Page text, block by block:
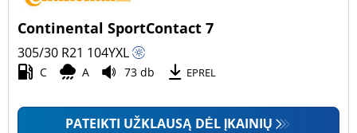
Continental SportContact 7
305/30 R21 104YXL
C A 73 db EPREL
PATEIKTI UŽKLAUSĄ DĖL ĮKAINIŲ